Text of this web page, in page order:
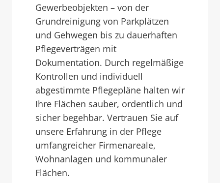
Gewerbeobjekten – von der
Grundreinigung von Parkplätzen
und Gehwegen bis zu dauerhaften
Pflegeverträgen mit
Dokumentation. Durch regelmäßige
Kontrollen und individuell
abgestimmte Pflegepläne halten wir
Ihre Flächen sauber, ordentlich und
sicher begehbar. Vertrauen Sie auf
unsere Erfahrung in der Pflege
umfangreicher Firmenareale,
Wohnanlagen und kommunaler
Flächen.